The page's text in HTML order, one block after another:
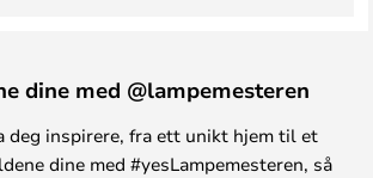
dine med @lampemesteren
deg inspirere, fra ett unikt hjem til et
dine med #yesLampemesteren, så